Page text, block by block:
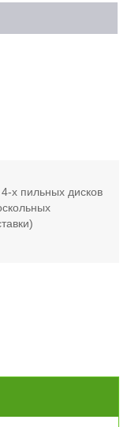
х пильных дисков